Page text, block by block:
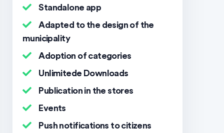
Standalone app
Adapted to the design of the
municipality
Adoption of categories
Unlimitede Downloads
Publication in the stores
Events
Push notifications to citizens